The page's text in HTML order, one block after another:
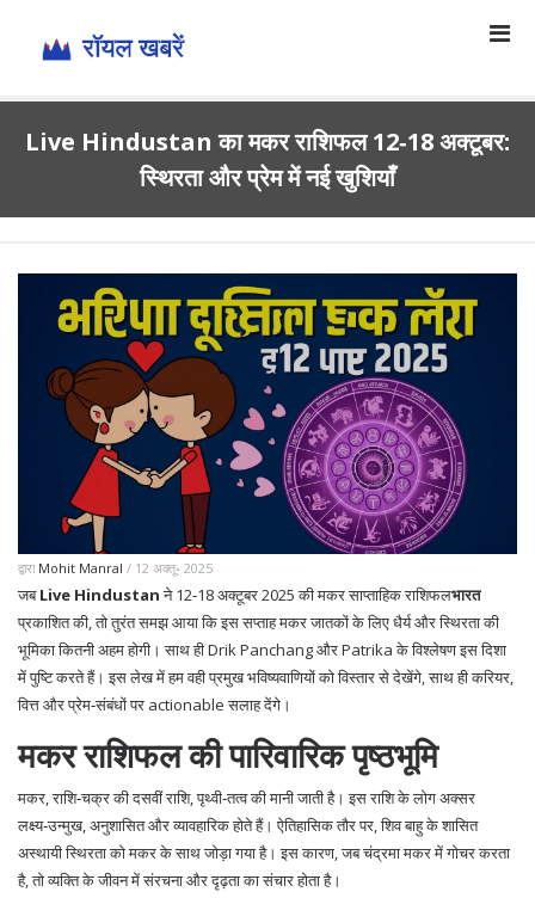
Live Hindustan का मकर राशिफल 12‑18 अक्टूबर:
स्थिरता और प्रेम में नई खुशियाँ
द्वारा Mohit Manral / 12 अक्तू॰ 2025
जबLive Hindustanने 12‑18 अक्टूबर 2025 कीमकर साप्ताहिक राशिफलभारत
प्रकाशित की, तो तुरंत समझ आया कि इस सप्ताह मकर जातकों के लिए धैर्य और स्थिरता की
भूमिका कितनी अहम होगी। साथ हीDrik PanchangऔरPatrikaके विश्लेषण इस दिशा
में पुष्टि करते हैं। इस लेख में हम वही प्रमुख भविष्यवाणियों को विस्तार से देखेंगे, साथ ही करियर,
वित्त और प्रेम‑संबंधों पर actionable सलाह देंगे।
मकर राशिफल की पारिवारिक पृष्ठभूमि
मकर, राशि‑चक्र की दसवीं राशि, पृथ्वी‑तत्व की मानी जाती है। इस राशि के लोग अक्सर
लक्ष्य‑उन्मुख, अनुशासित और व्यावहारिक होते हैं। ऐतिहासिक तौर पर, शिव बाहु के शासित
अस्थायी स्थिरता को मकर के साथ जोड़ा गया है। इस कारण, जब चंद्रमा मकर में गोचर करता
है, तो व्यक्ति के जीवन में संरचना और दृढ़ता का संचार होता है।